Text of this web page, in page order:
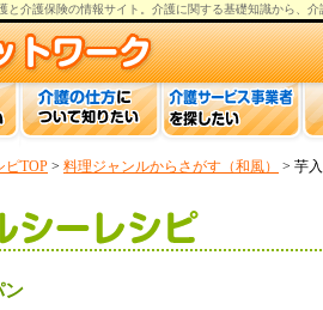
と介護保険の情報サイト。 介護に関する基礎知識から、 介
ピTOP > 料理ジャンルからさがす（和風） > 芋
ン